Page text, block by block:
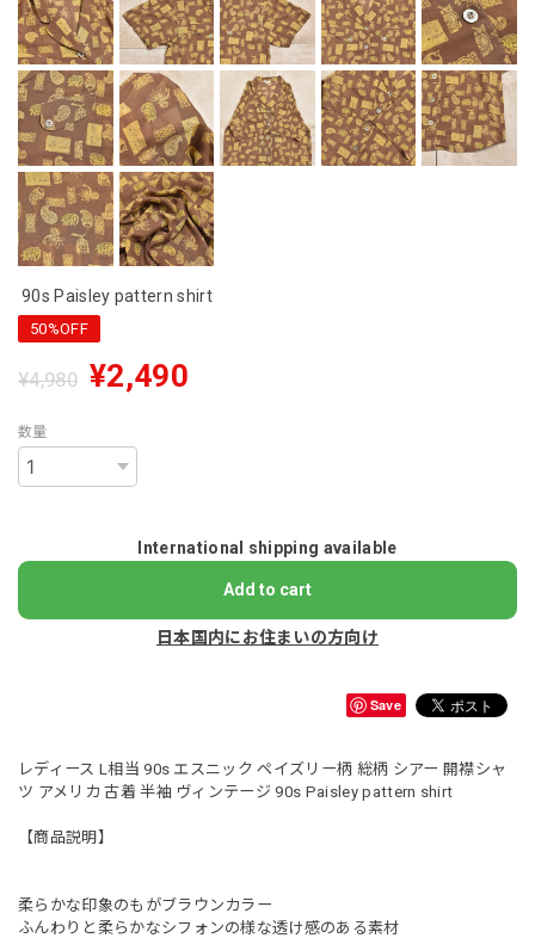
90s Paisley pattern shirt
50%OFF
¥4,980 ¥2,490
数量
International shipping available
Add to cart
日本国内にお住まいの方向け
Save
レディース L相当 90s エスニック ペイズリー柄 総柄 シアー 開襟シャ
ツ アメリカ 古着 半袖 ヴィンテージ 90s Paisley pattern shirt
【商品説明】
柔らかな印象のもがブラウンカラー
ふんわりと柔らかなシフォンの様な透け感のある素材